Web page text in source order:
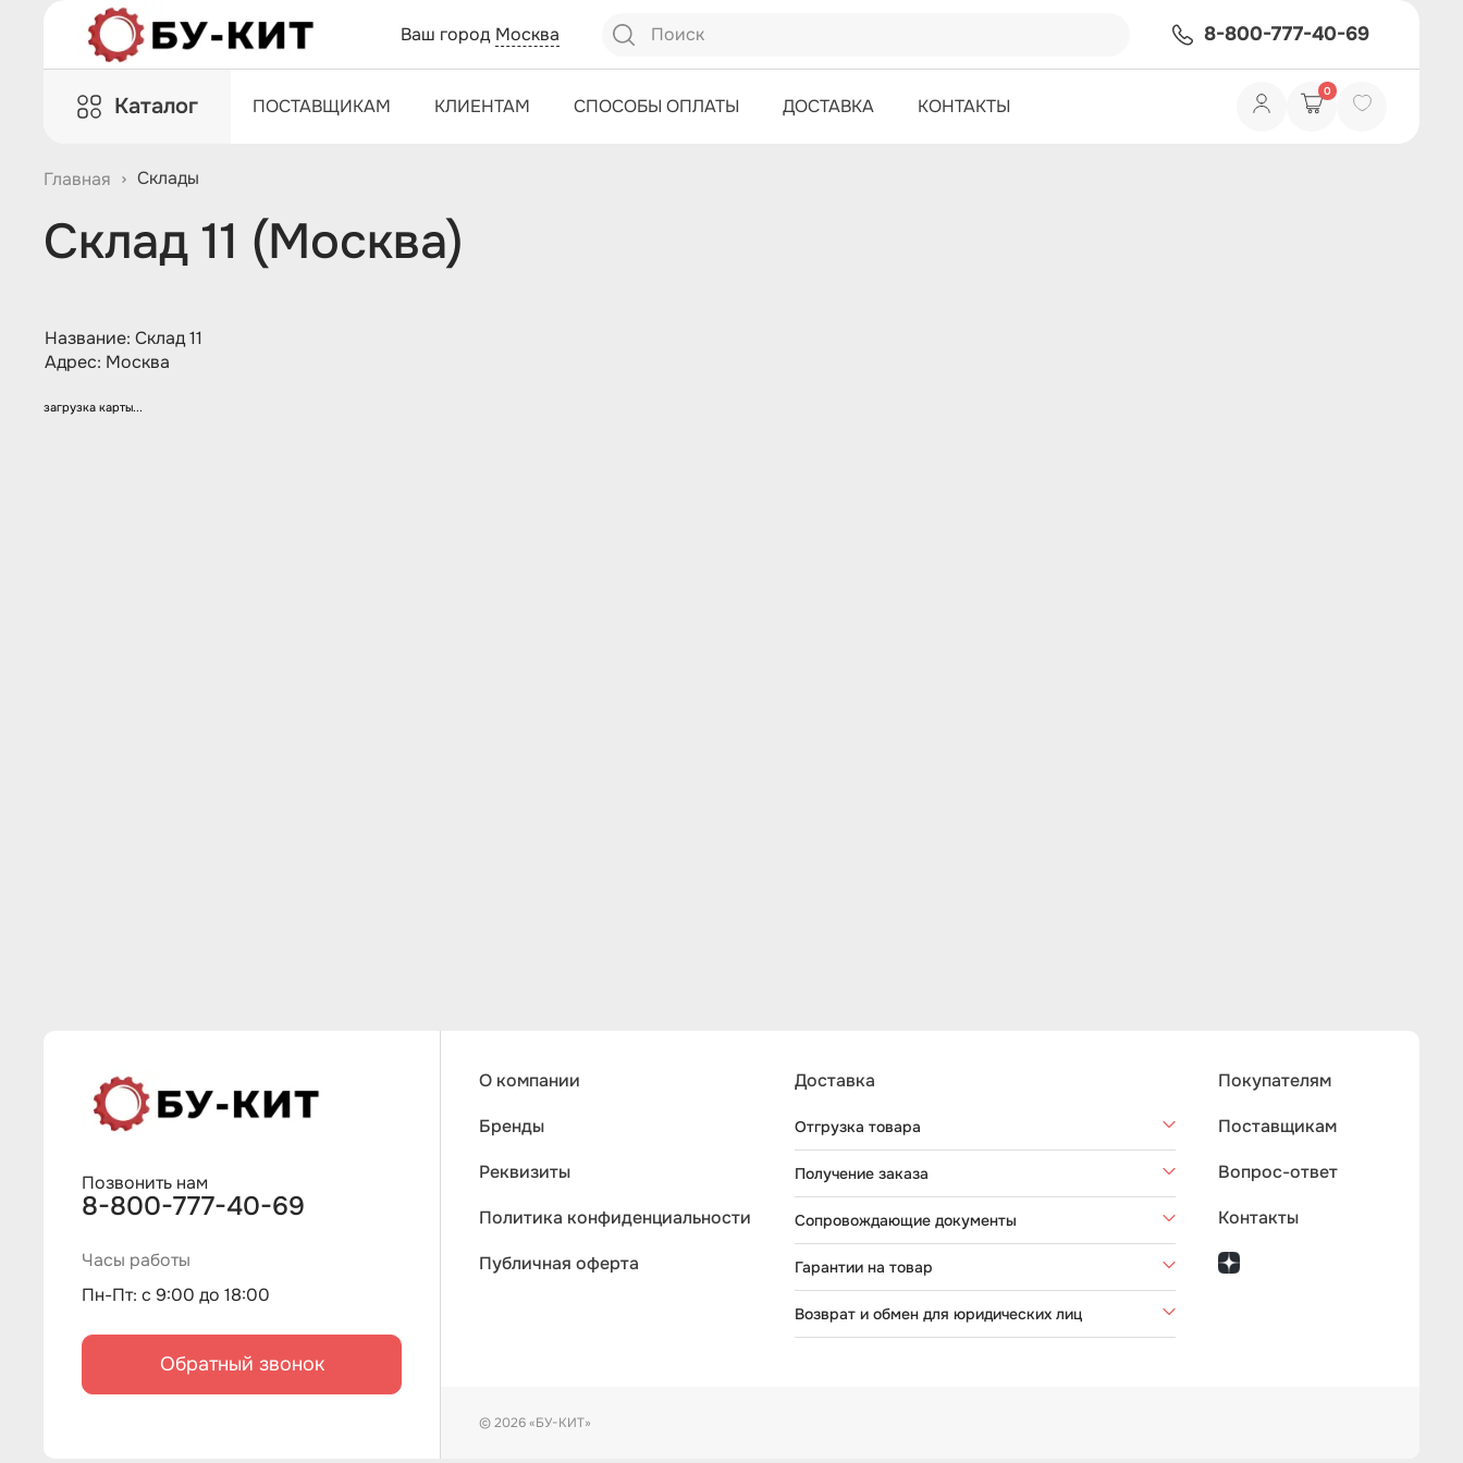
Ваш город Москва 8-800-777-40-69
Каталог ПОСТАВЩИКАМ КЛИЕНТАМ СПОСОБЫ ОПЛАТЫ ДОСТАВКА КОНТАКТЫ
0
Главная Склады
Склад 11 (Москва)
Название: Склад 11
Адрес: Москва
загрузка карты...
Позвонить нам
8-800-777-40-69
Часы работы
Пн-Пт: с 9:00 до 18:00
Обратный звонок
О компании
Бренды
Реквизиты
Политика конфиденциальности
Публичная оферта
Доставка
Отгрузка товара
Получение заказа
Сопровождающие документы
Гарантии на товар
Возврат и обмен для юридических лиц
Покупателям
Поставщикам
Вопрос-ответ
Контакты
© 2026 «БУ-КИТ»